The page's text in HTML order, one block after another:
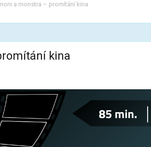
a monstra – promítání kina
kina